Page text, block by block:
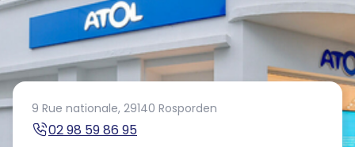
9 Rue nationale, 29140 Rosporden
02 98 59 86 95